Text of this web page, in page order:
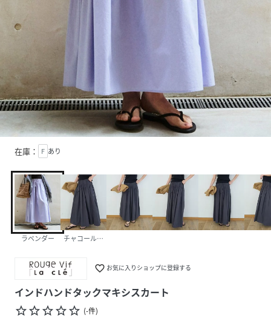
在庫： F あり
ラベンダー チャコールグレー
favorite_border お気に入りショップに登録する
インドハンドタックマキシスカート
star_borderstar_borderstar_borderstar_borderstar_border (-件)